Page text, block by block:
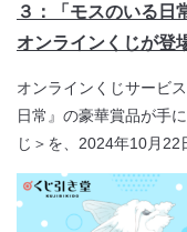
３：「モスのいる日
オンラインくじが登
オンラインくじサービ
日常』の豪華賞品が手
じ＞を、2024年10月22